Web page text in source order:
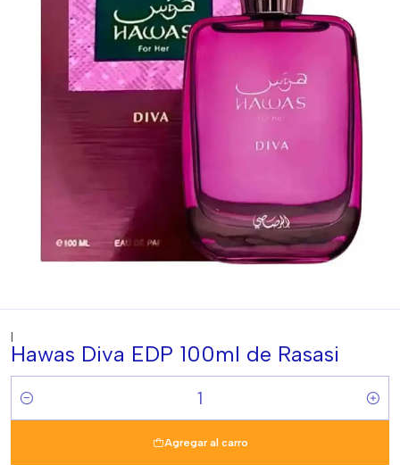
|
Hawas Diva EDP 100ml de Rasasi
Cantidad
Agregar al carro